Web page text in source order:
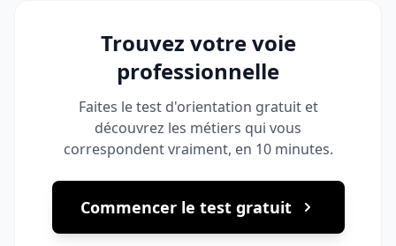
Trouvez votre voie
professionnelle
Faites le test d'orientation gratuit et
découvrez les métiers qui vous
correspondent vraiment, en 10 minutes.
Commencer le test gratuit